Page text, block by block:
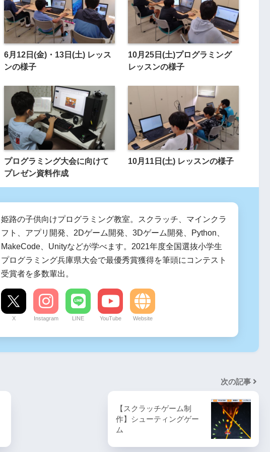
6月12日(金)・13日(土) レッス
ンの様子
10月25日(土)プログラミング
レッスンの様子
プログラミング大会に向けて
プレゼン資料作成
10月11日(土) レッスンの様子
姫路の子供向けプログラミング教室。スクラッチ、マインクラ
フト、アプリ開発、2Dゲーム開発、3Dゲーム開発、Python、
MakeCode、Unityなどが学べます。2021年度全国選抜小学生
プログラミング兵庫県大会で最優秀賞獲得を筆頭にコンテスト
受賞者を多数輩出。
X Instagram LINE YouTube Website
次の記事
【スクラッチゲーム制
作】シューティングゲー
ム